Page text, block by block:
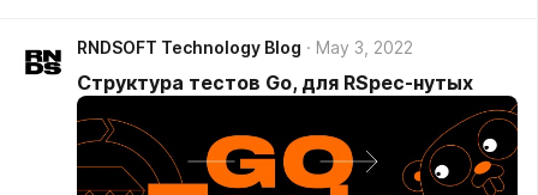
RNDSOFT Technology Blog May 3, 2022
Структура тестов Go, для RSpec-нутых